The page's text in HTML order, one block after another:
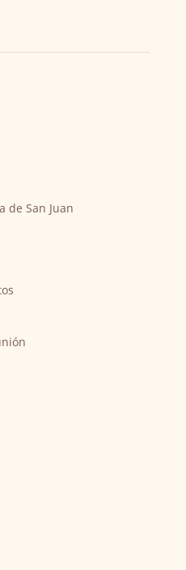
de San Juan